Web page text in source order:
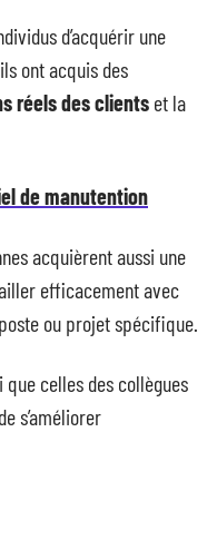
d’acquérir une
ont acquis des
réels des clients et la
de manutention
acquièrent aussi une
efficacement avec
ou projet spécifique.
celles des collègues
s’améliorer